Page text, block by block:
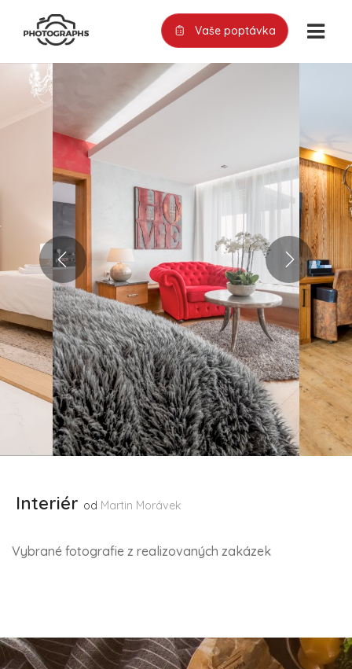
Vaše poptávka
Interiér od Martin Morávek
Vybrané fotografie z realizovaných zakázek